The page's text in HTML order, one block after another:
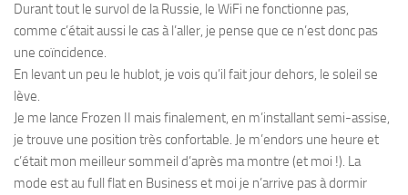
Durant tout le survol de la Russie, le WiFi ne fonctionne pas,
comme c’était aussi le cas à l’aller, je pense que ce n’est donc pas
une coïncidence.
En levant un peu le hublot, je vois qu’il fait jour dehors, le soleil se
lève.
Je me lance Frozen II mais finalement, en m’installant semi-assise,
je trouve une position très confortable. Je m’endors une heure et
c’était mon meilleur sommeil d’après ma montre (et moi !). La
mode est au full flat en Business et moi je n’arrive pas à dormir